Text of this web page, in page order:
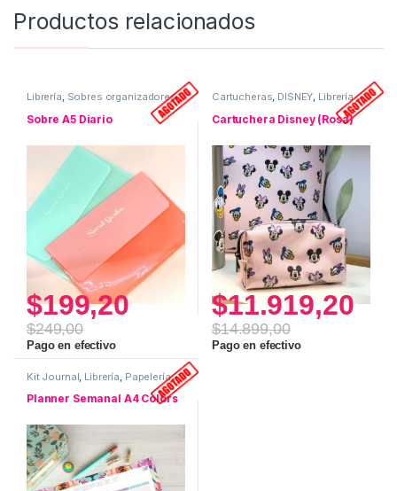
Productos relacionados
Librería, Sobres organizadores
Sobre A5 Diario
$199,20
$249,00
Pago en efectivo
Cartucheras, DISNEY, Librería
Cartuchera Disney (Rosa)
$11.919,20
$14.899,00
Pago en efectivo
Kit Journal Librería Papelería,
Planificadores
Planner Semanal A4 Colors